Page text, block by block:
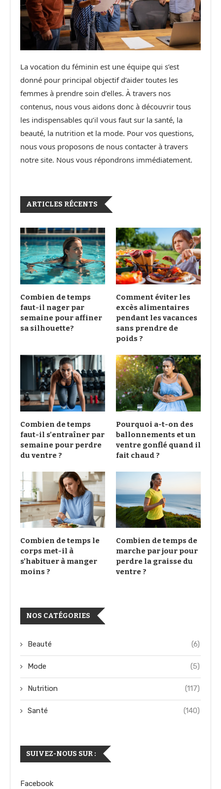
La vocation du féminin est une équipe qui s’est
donné pour principal objectif d’aider toutes les
femmes à prendre soin d’elles. À travers nos
contenus, nous vous aidons donc à découvrir tous
les indispensables qu’il vous faut sur la santé, la
beauté, la nutrition et la mode. Pour vos questions,
nous vous proposons de nous contacter à travers
notre site. Nous vous répondrons immédiatement.
ARTICLES RÉCENTS
Combien de temps
faut-il nager par
semaine pour affiner
sa silhouette?
Comment éviter les
excès alimentaires
pendant les vacances
sans prendre de
poids ?
Combien de temps
faut-il s’entraîner par
semaine pour perdre
du ventre ?
Pourquoi a-t-on des
ballonnements et un
ventre gonflé quand il
fait chaud ?
Combien de temps le
corps met-il à
s’habituer à manger
moins ?
Combien de temps de
marche par jour pour
perdre la graisse du
ventre ?
NOS CATÉGORIES
Beauté (6)
Mode (5)
Nutrition (117)
Santé (140)
SUIVEZ-NOUS SUR :
Facebook